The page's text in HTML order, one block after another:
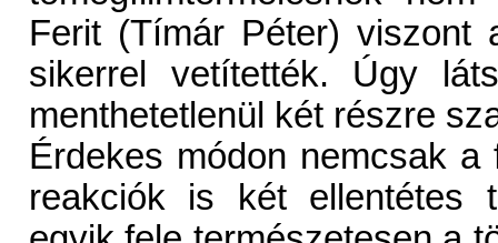
Ferit (Tímár Péter)
sikerrel vetítették. Úgy
menthetetlenül két részre
Érdekes módon nemcsak
reakciók is két ellentétes